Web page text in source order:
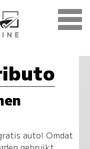
auto! Omdat